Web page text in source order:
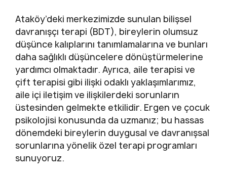
Ataköy’deki merkezimizde sunulan bilişsel
davranışçı terapi (BDT), bireylerin olumsuz
düşünce kalıplarını tanımlamalarına ve bunları
daha sağlıklı düşüncelere dönüştürmelerine
yardımcı olmaktadır. Ayrıca, aile terapisi ve
çift terapisi gibi ilişki odaklı yaklaşımlarımız,
aile içi iletişim ve ilişkilerdeki sorunların
üstesinden gelmekte etkilidir. Ergen ve çocuk
psikolojisi konusunda da uzmanız; bu hassas
dönemdeki bireylerin duygusal ve davranışsal
sorunlarına yönelik özel terapi programları
sunuyoruz.